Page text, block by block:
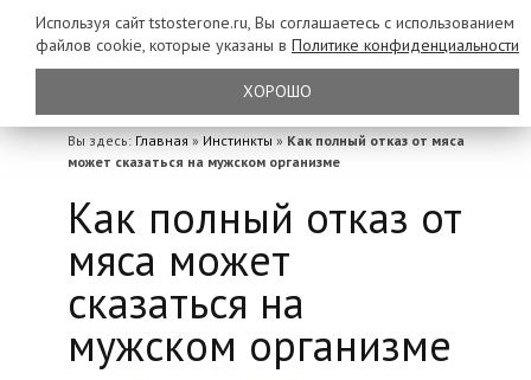
Вы здесь: Главная » Инстинкты » Как полный отказ от мяса
может сказаться на мужском организме
Как полный отказ от
мяса может
сказаться на
мужском организме
Используя сайт tstosterone.ru, Вы соглашаетесь с использованием
файлов cookie, которые указаны в Политике конфиденциальности
ХОРОШО